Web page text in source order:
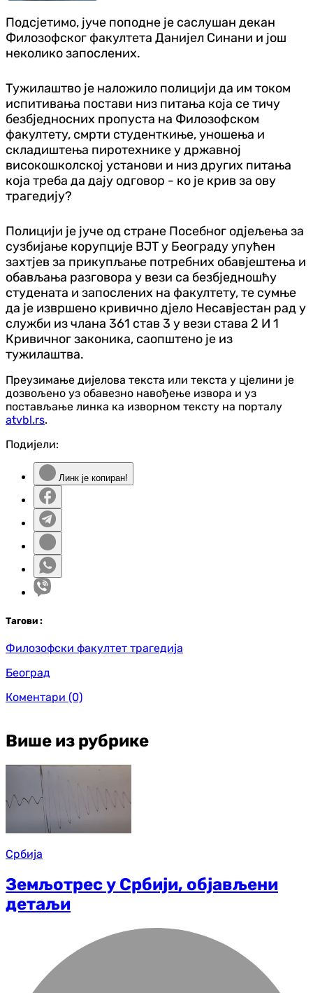
Подсјетимо, јуче поподне је саслушан декан
Филозофског факултета Данијел Синани и још
неколико запослених.
Тужилаштво је наложило полицији да им током
испитивања постави низ питања која се тичу
безбједносних пропуста на Филозофском
факултету, смрти студенткиње, уношења и
складиштења пиротехнике у државној
високошколској установи и низ других питања
која треба да дају одговор - ко је крив за ову
трагедију?
Полицији је јуче од стране Посебног одјељења за
сузбијање корупције ВЈТ у Београду упућен
захтјев за прикупљање потребних обавјештења и
обављања разговора у вези са безбједношћу
студената и запослених на факултету, те сумње
да је извршено кривично дјело Несавјестан рад у
служби из члана 361 став 3 у вези става 2 И 1
Кривичног законика, саопштено је из
тужилаштва.
Преузимање дијелова текста или текста у цјелини је
дозвољено уз обавезно навођење извора и уз
постављање линка ка изворном тексту на порталу
atvbl.rs.
Подијели:
Линк је копиран!
Тагови :
Филозофски факултет трагедија
Београд
Коментари (0)
Више из рубрике
Србија
Земљотрес у Србији, објављени
детаљи